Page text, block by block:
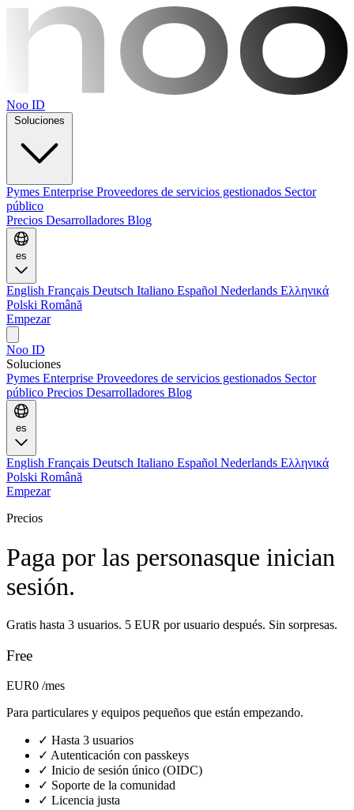
Noo ID
Pymes Enterprise Proveedores de servicios gestionados Sector
público
Precios Desarrolladores Blog
es
English Français Deutsch Italiano Español Nederlands Ελληνικά
Polski Română
Empezar
Noo ID
Soluciones
Pymes Enterprise Proveedores de servicios gestionados Sector
público Precios Desarrolladores Blog
es
English Français Deutsch Italiano Español Nederlands Ελληνικά
Polski Română
Empezar
Precios
Paga por las personasque inician
sesión.
Gratis hasta 3 usuarios. 5 EUR por usuario después. Sin sorpresas.
Free
EUR0 /mes
Para particulares y equipos pequeños que están empezando.
✓ Hasta 3 usuarios
✓ Autenticación con passkeys
✓ Inicio de sesión único (OIDC)
✓ Soporte de la comunidad
✓ Licencia justa